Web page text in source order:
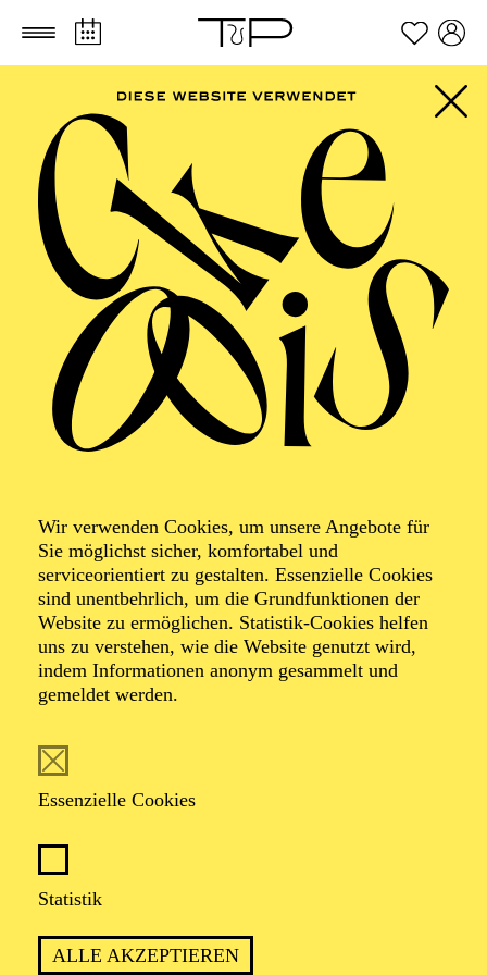
Zum Hauptinhalt springen Zum Footer springen
Wir verwenden Cookies, um unsere Angebote für
Sie möglichst sicher, komfortabel und
serviceorientiert zu gestalten. Essenzielle Cookies
sind unentbehrlich, um die Grundfunktionen der
Website zu ermöglichen. Statistik-Cookies helfen
uns zu verstehen, wie die Website genutzt wird,
indem Informationen anonym gesammelt und
gemeldet werden.
Essenzielle Cookies
Statistik
ALLE AKZEPTIEREN
ESSENER
PHILHARMONIKER
Fo(u)r Flutes
Werke von András Hamary, Antal Doráti, Edvard
Grieg, Franz Schubert, Friedrich Kuhlau, Georg
Friedrich Händel, Hans Wilhelm, Joseph Lauber
SUSANNE WOHLMACHER
KERSTIN HOLSTEIN